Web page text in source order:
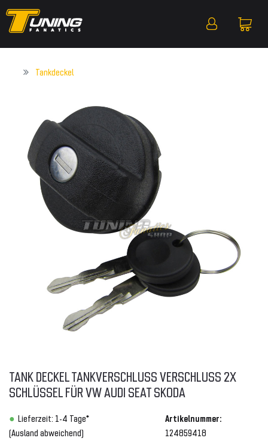
Tankdeckel
TANK DECKEL TANKVERSCHLUSS VERSCHLUSS 2X
SCHLÜSSEL FÜR VW AUDI SEAT SKODA
Lieferzeit: 1-4 Tage*
(Ausland abweichend)
Artikelnummer:
124859418